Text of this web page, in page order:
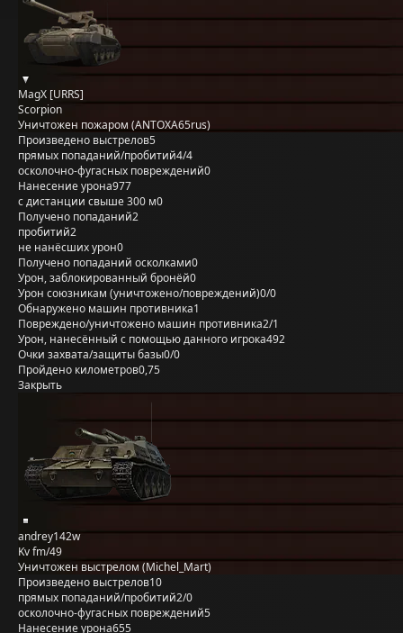
MagX [URRS]
Scorpion
Уничтожен пожаром (ANTOXA65rus)
Произведено выстрелов5
прямых попаданий/пробитий4/4
осколочно-фугасных повреждений0
Нанесение урона977
с дистанции свыше 300 м0
Получено попаданий2
пробитий2
не нанёсших урон0
Получено попаданий осколками0
Урон, заблокированный бронёй0
Урон союзникам (уничтожено/повреждений)0/0
Обнаружено машин противника1
Повреждено/уничтожено машин противника2/1
Урон, нанесённый с помощью данного игрока492
Очки захвата/защиты базы0/0
Пройдено километров0,75
Закрыть
andrey142w
Kv fm/49
Уничтожен выстрелом (Michel_Mart)
Произведено выстрелов10
прямых попаданий/пробитий2/0
осколочно-фугасных повреждений5
Нанесение урона655